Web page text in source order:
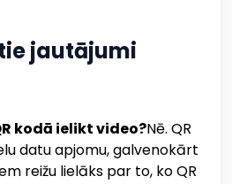
jautājumi
kodā ielikt video?Nē. QR
datu apjomu, galvenokārt
reižu lielāks par to, ko QR